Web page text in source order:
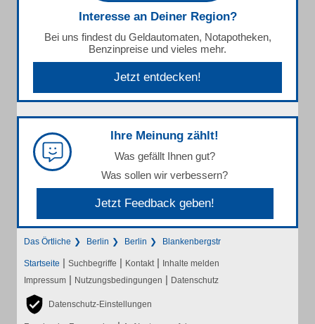
Interesse an Deiner Region?
Bei uns findest du Geldautomaten, Notapotheken,
Benzinpreise und vieles mehr.
Jetzt entdecken!
Ihre Meinung zählt!
Was gefällt Ihnen gut?
Was sollen wir verbessern?
Jetzt Feedback geben!
Das Örtliche Berlin Berlin Blankenbergstr
Startseite | Suchbegriffe | Kontakt | Inhalte melden
Impressum | Nutzungsbedingungen | Datenschutz
Datenschutz-Einstellungen